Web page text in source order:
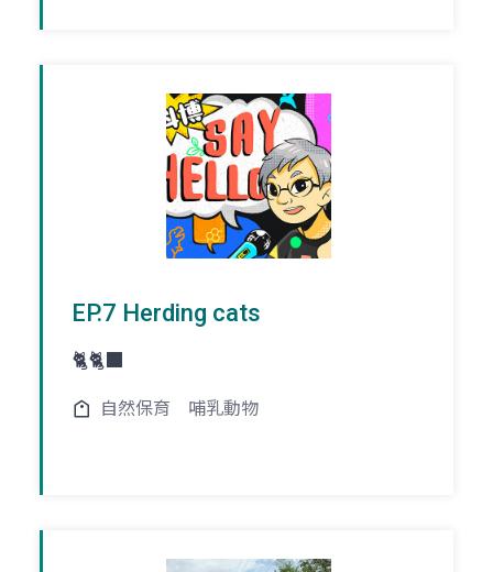
EP.7 Herding cats
🐈🐈‍⬛
自然保育 哺乳動物